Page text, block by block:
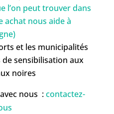
l’on peut trouver dans
nous aide à
et les municipalités
sensibilisation aux
noires
nous :contactez-